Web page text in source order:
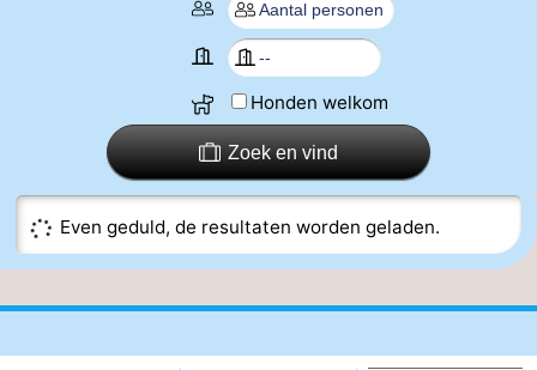
Terschelling
Strandappartementen
West
Terschelling
-
Tjermelân
Bed
(&
breakfasts)
Campings
Hotels
Honden welkom
Zoek en vind
Even geduld, de resultaten worden geladen.